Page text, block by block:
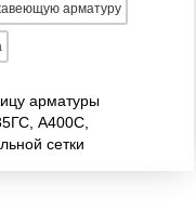
арматуру
арматуры
А400С,
сетки